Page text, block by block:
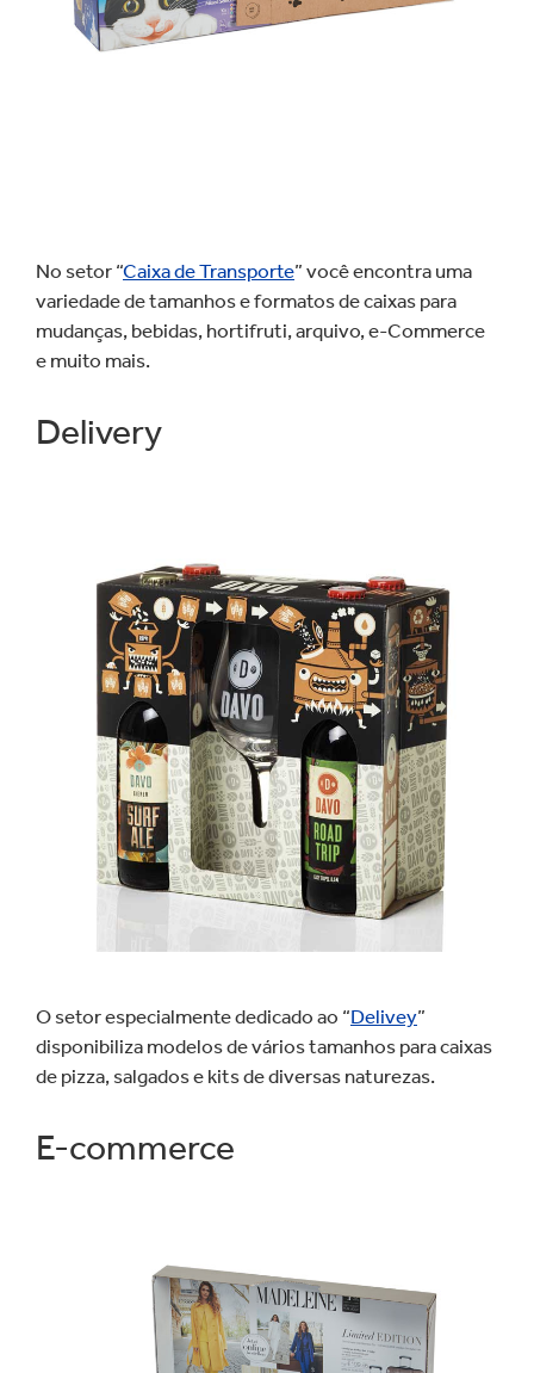
No setor “Caixa de Transporte” você encontra uma
variedade de tamanhos e formatos de caixas para
mudanças, bebidas, hortifruti, arquivo, e-Commerce
e muito mais.
Delivery
O setor especialmente dedicado ao “Delivey”
disponibiliza modelos de vários tamanhos para caixas
de pizza, salgados e kits de diversas naturezas.
E-commerce